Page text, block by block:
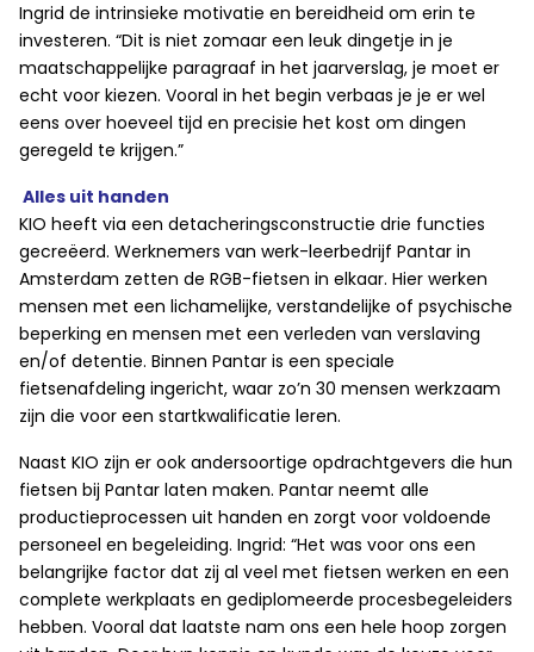
Ingrid de intrinsieke motivatie en bereidheid om erin te
investeren. “Dit is niet zomaar een leuk dingetje in je
maatschappelijke paragraaf in het jaarverslag, je moet er
echt voor kiezen. Vooral in het begin verbaas je je er wel
eens over hoeveel tijd en precisie het kost om dingen
geregeld te krijgen.”
Alles uit handen
KIO heeft via een detacheringsconstructie drie functies
gecreëerd. Werknemers van werk-leerbedrijf Pantar in
Amsterdam zetten de RGB-fietsen in elkaar. Hier werken
mensen met een lichamelijke, verstandelijke of psychische
beperking en mensen met een verleden van verslaving
en/of detentie. Binnen Pantar is een speciale
fietsenafdeling ingericht, waar zo’n 30 mensen werkzaam
zijn die voor een startkwalificatie leren.
Naast KIO zijn er ook andersoortige opdrachtgevers die hun
fietsen bij Pantar laten maken. Pantar neemt alle
productieprocessen uit handen en zorgt voor voldoende
personeel en begeleiding. Ingrid: “Het was voor ons een
belangrijke factor dat zij al veel met fietsen werken en een
complete werkplaats en gediplomeerde procesbegeleiders
hebben. Vooral dat laatste nam ons een hele hoop zorgen